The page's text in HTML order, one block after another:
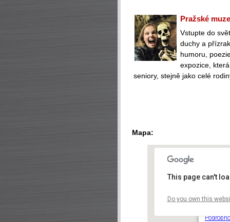
Pražské
Vstupte do
duchy a
humoru,
expozice,
seniory, stejně jako celé
Mapa:
Náměstí
This page can't
Do you own this